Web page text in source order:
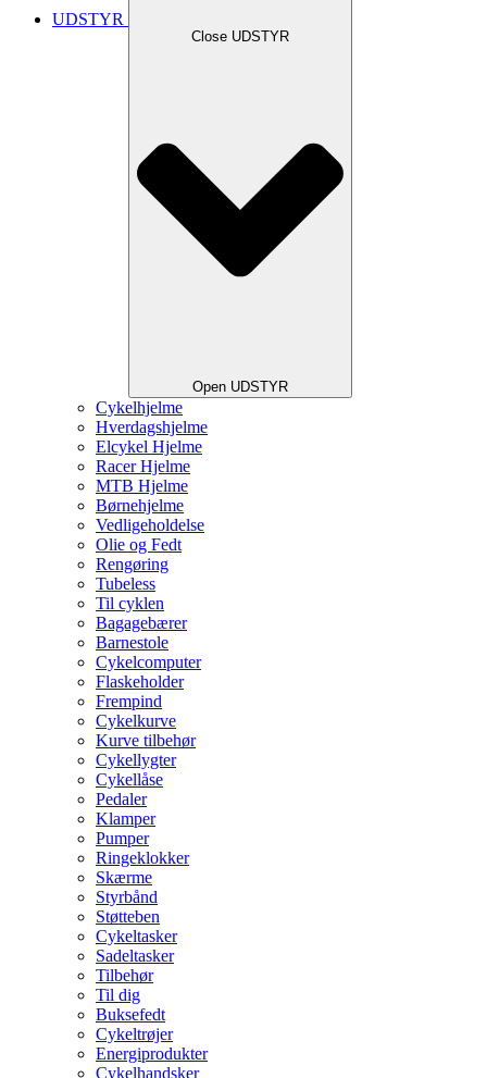
UDSTYR
Close UDSTYR
Open UDSTYR
Cykelhjelme
Hverdagshjelme
Elcykel Hjelme
Racer Hjelme
MTB Hjelme
Børnehjelme
Vedligeholdelse
Olie og Fedt
Rengøring
Tubeless
Til cyklen
Bagagebærer
Barnestole
Cykelcomputer
Flaskeholder
Frempind
Cykelkurve
Kurve tilbehør
Cykellygter
Cykellåse
Pedaler
Klamper
Pumper
Ringeklokker
Skærme
Styrbånd
Støtteben
Cykeltasker
Sadeltasker
Tilbehør
Til dig
Buksefedt
Cykeltrøjer
Energiprodukter
Cykelhandsker